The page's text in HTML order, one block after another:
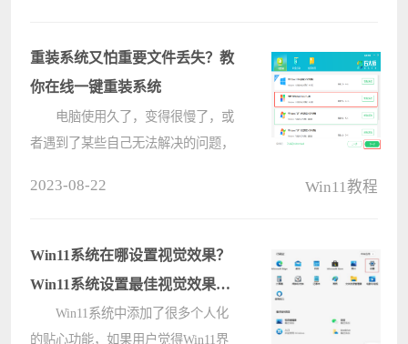
装win11吃得消吗： 答：取决
于????
重装系统又怕重要文件丢失？教
你在线一键重装系统
电脑使用久了，变得很慢了，或
者遇到了某些自己无法解决的问题，
容易操作的重装系统工具，可以采取
2023-08-22 Win11教程
Win11系统在哪设置视觉效果？
Win11系统设置最佳视觉效果方
Win11系统中添加了很多个人化
的贴心功能，如果用户觉得Win11界